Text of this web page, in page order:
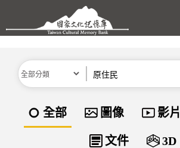
跳到主要內容區塊
分類
資料類型
全部 圖像 影片
文件 3D